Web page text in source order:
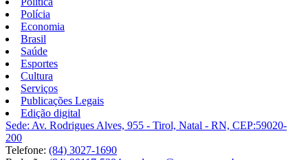
Polícia
Economia
Brasil
Saúde
Esportes
Cultura
Serviços
Publicações Legais
Edição digital
Sede: Av. Rodrigues Alves, 955 - Tirol, Natal - RN, CEP:59020-
200
Telefone: (84) 3027-1690